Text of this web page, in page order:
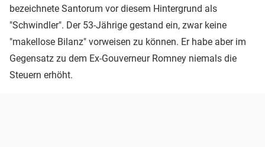
bezeichnete Santorum vor diesem Hintergrund als
"Schwindler". Der 53-Jährige gestand ein, zwar keine
"makellose Bilanz" vorweisen zu können. Er habe aber im
Gegensatz zu dem Ex-Gouverneur Romney niemals die
Steuern erhöht.